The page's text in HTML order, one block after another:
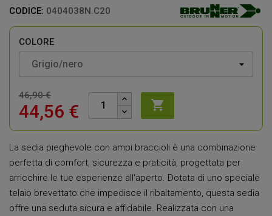
CODICE: 0404038N.C20
COLORE
46,90 €
44,56 € 
La sedia pieghevole con ampi braccioli è una combinazione
perfetta di comfort, sicurezza e praticità, progettata per
arricchire le tue esperienze all'aperto. Dotata di uno speciale
telaio brevettato che impedisce il ribaltamento, questa sedia
offre una seduta sicura e affidabile. Realizzata con una